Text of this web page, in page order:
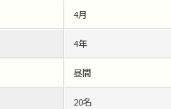
4月
4年
昼間
20名